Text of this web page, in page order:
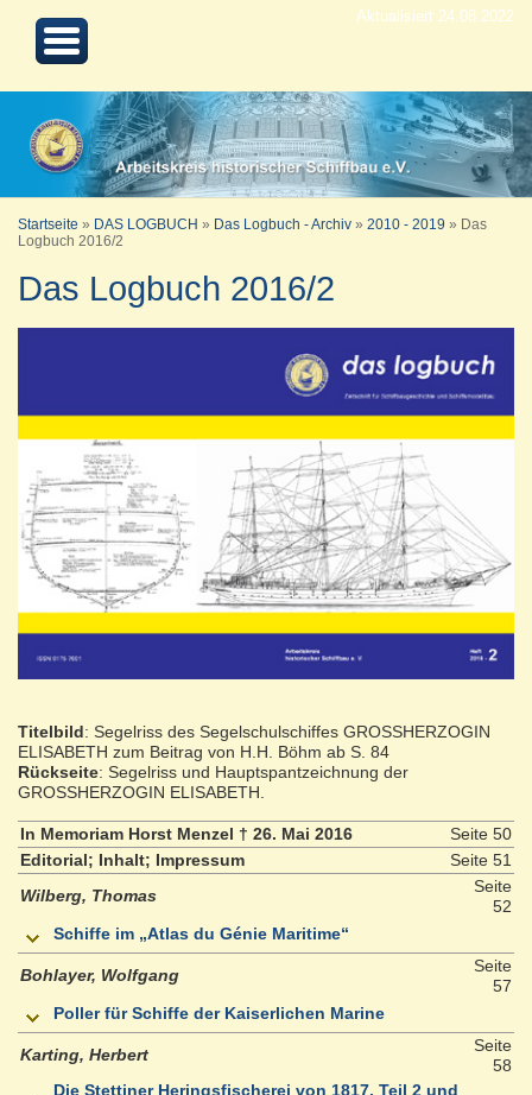
Aktualisiert 24.08.2022
Startseite » DAS LOGBUCH » Das Logbuch - Archiv » 2010 - 2019 »
Das
Logbuch 2016/2
Das Logbuch 2016/2
Titelbild: Segelriss des Segelschulschiffes GROSSHERZOGIN
ELISABETH zum Beitrag von H.H. Böhm ab S. 84
Rückseite: Segelriss und Hauptspantzeichnung der
GROSSHERZOGIN ELISABETH.
In Memoriam Horst Menzel † 26. Mai 2016
Seite 50
Editorial; Inhalt; Impressum
Seite 51
Wilberg, Thomas
Seite
52
Schiffe im „Atlas du Génie Maritime“
Bohlayer, Wolfgang
Seite
57
Poller für Schiffe der Kaiserlichen Marine
Karting, Herbert
Seite
58
Die Stettiner Heringsfischerei von 1817. Teil 2 und